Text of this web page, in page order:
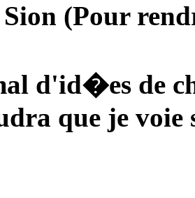
(Pour
d'id�es de
que je voie